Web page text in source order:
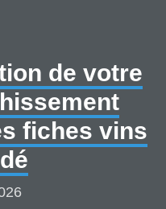
de votre
fiches vins